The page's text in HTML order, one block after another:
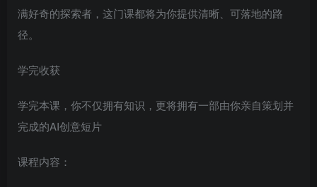
满好奇的探索者，这门课都将为你提供清晰、可落地的路
径。
学完收获
学完本课，你不仅拥有知识，更将拥有一部由你亲自策划并
完成的AI创意短片
课程内容：